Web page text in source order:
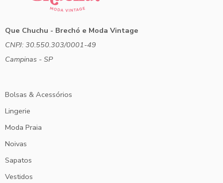
Que Chuchu - Brechó e Moda Vintage
CNPJ: 30.550.303/0001-49
Campinas - SP
Bolsas & Acessórios
Lingerie
Moda Praia
Noivas
Sapatos
Vestidos